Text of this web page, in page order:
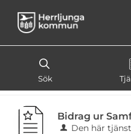
e-
tjänster
Herrljunga
kommun
Sök
Bidrag ur
Den här